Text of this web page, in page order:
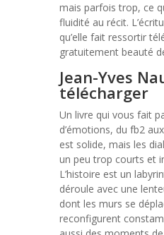
mais parfois trop, ce
fluidité au récit.
qu’elle fait ressortir
gratuitement beauté
Jean-Yves
télécharger
Un livre qui vous fait
d’émotions, du fb2
est solide, mais les
un peu trop courts et
L’histoire est un
déroule avec une
dont les murs se
reconfigurent